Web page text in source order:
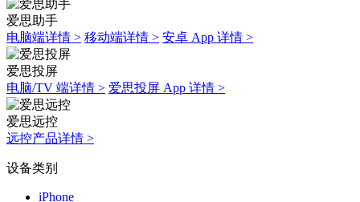
爱思助手
电脑端详情 > 移动端详情 > 安卓 App 详情 >
爱思投屏
电脑/TV 端详情 > 爱思投屏 App 详情 >
爱思远控
远控产品详情 >
设备类别
iPhone